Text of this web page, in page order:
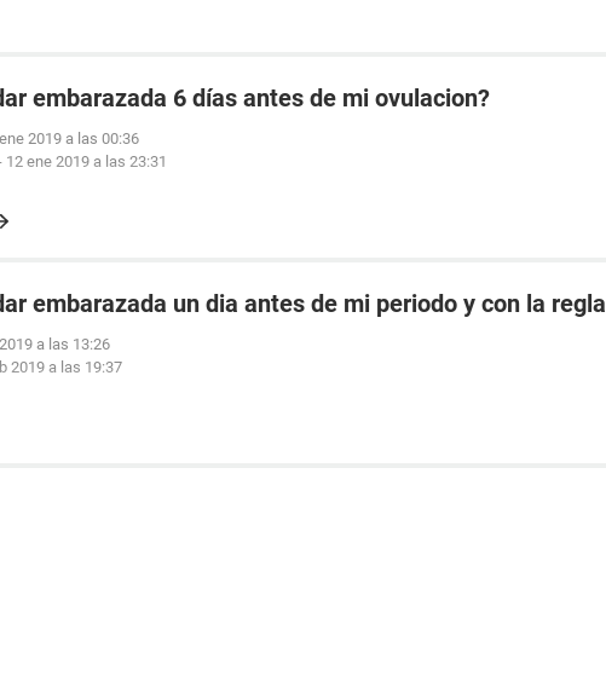
embarazada 6 días antes de mi ovulacion?
2019 a las 00:36
12 ene 2019 a las 23:31
embarazada un dia antes de mi periodo y con la regla
a las 13:26
2019 a las 19:37